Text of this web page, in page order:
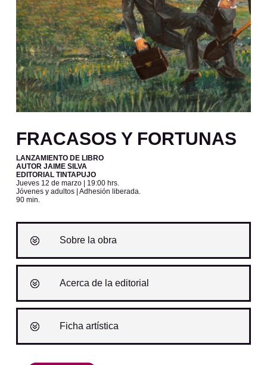
FRACASOS Y FORTUNAS
LANZAMIENTO DE LIBRO
AUTOR JAIME SILVA
EDITORIAL TINTAPUJO
Jueves 12 de marzo| 19:00 hrs.
Jóvenes y adultos | Adhesión liberada.
90 min.
Sobre la obra
Acerca de la editorial
Ficha artística